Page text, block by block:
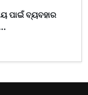
ପାଇଁ ବ୍ୟବହାର